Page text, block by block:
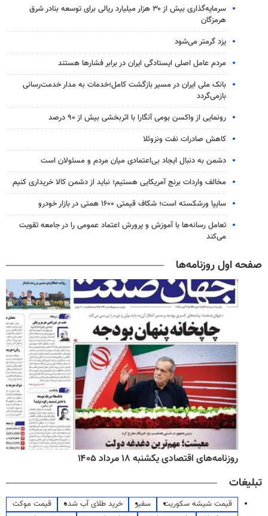
سرمایه‌گذاری بیش از ۳۰ هزار میلیارد ریالی برای توسعه بنادر شرق
هرمزگان
یزد گرمتر می‌شود
مردم عامل اصلی ایستادگی ایران در برابر فشارها هستند
بانک ملی ایران در مسیر بازگشت کامل؛خدمات به مدار خدمت‌رسانی
بازمی‌گردد
رونمایی از واکسن بومی آنگارا با اثربخشی بیش از ۹۰ درصد
کاهش صادرات نفت ونزوئلا
دشمن به دنبال ایجاد بی‌اعتمادی میان مردم و مسئولان است
مخالف واردات برنج آمریکایی هستیم؛ نباید از دشمن کالا خریداری کنیم
سایپا ورشکسته است؛ شکاف قیمتی ۱۶۰۰ همتی در بازار خودرو
تعامل رسانه‌ها با آموزش و پرورش اعتماد عمومی را در جامعه تقویت
می‌کند
صفحه اول روزنامه‌ها
روزنامه‌های اقتصادی یکشنبه ۱۸ مرداد ۱۴۰۵
تبلیغات
قیمت شیشه سکوریت سفیر خرید طلای آب شده
قیمت موکت